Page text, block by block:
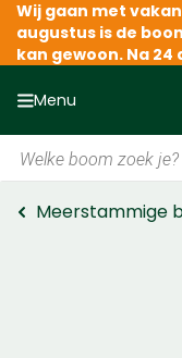
Wij gaan met
augustus is de
kan gewoon. Na
Menu
Producten
zoeken
Meerstammige